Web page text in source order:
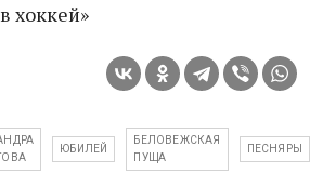
хоккей»
ЮБИЛЕЙ
БЕЛОВЕЖСКАЯ
ПУЩА
ПЕСНЯРЫ